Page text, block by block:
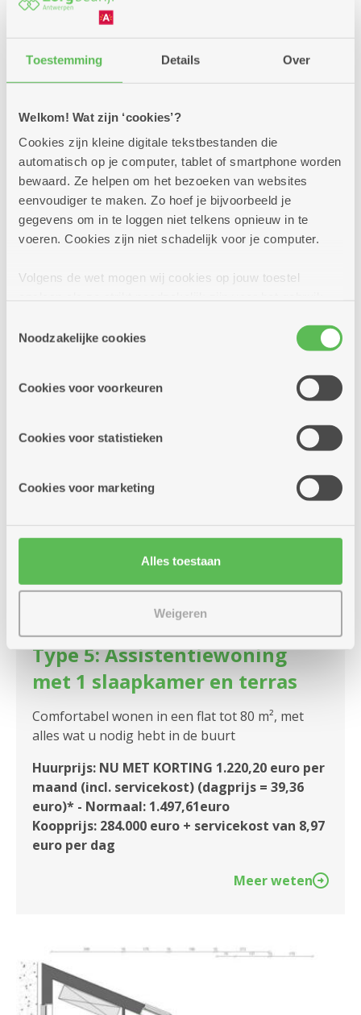
Toestemming Details Over
Welkom! Wat zijn ‘cookies’?
Cookies zijn kleine digitale tekstbestanden die
automatisch op je computer, tablet of smartphone worden
bewaard. Ze helpen om het bezoeken van websites
eenvoudiger te maken. Zo hoef je bijvoorbeeld je
gegevens om in te loggen niet telkens opnieuw in te
voeren. Cookies zijn niet schadelijk voor je computer.
Volgens de wet mogen wij cookies op jouw toestel
cookies hebben we jouw toestemming nodig. Sommige
cookies worden geplaatst door derde partijen die een
informatie over jouw (geanonimiseerd) gebruik van onze
partners kunnen deze gegevens combineren met andere
Noodzakelijke cookies
Cookies voor voorkeuren
Cookies voor statistieken
Cookies voor marketing
Alles toestaan
Weigeren
met 2 slaapkamers en terras
Aangename, comfortabele woning op een
euro per maand (incl. servicekost) (dagprijs =
vanaf 39,30 euro)* - Normaal vanaf 1.454,52
euro
Koopprijs: 284.000 euro + servicekost van 8,97
euro per dag
Meer weten
Type 5: Assistentiewoning
met 1 slaapkamer en terras
Comfortabel wonen in een flat tot 80 m², met
alles wat u nodig hebt in de buurt
Huurprijs: NU MET KORTING 1.220,20 euro per
maand (incl. servicekost) (dagprijs = 39,36
euro)* - Normaal: 1.497,61euro
Koopprijs: 284.000 euro + servicekost van 8,97
euro per dag
Meer weten